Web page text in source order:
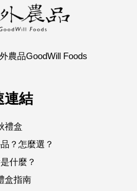
農品GoodWill Foods
連結
禮盒
？怎麼選？
什麼？
盒指南